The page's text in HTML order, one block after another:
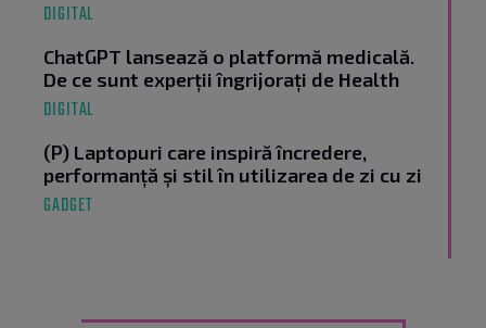
DIGITAL
ChatGPT lansează o platformă medicală.
De ce sunt experții îngrijorați de Health
DIGITAL
(P) Laptopuri care inspiră încredere,
performanță și stil în utilizarea de zi cu zi
GADGET